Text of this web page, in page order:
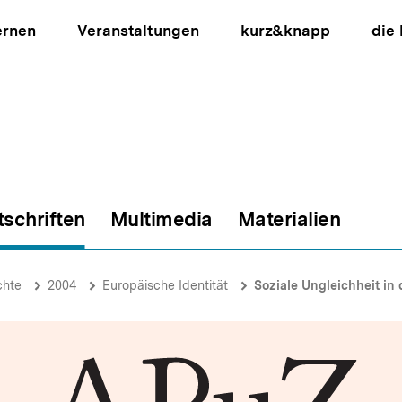
Veranstaltungen kurz&knapp die
Multimedia Materialien
2004 Europäische Identität Soziale Ungleichheit in